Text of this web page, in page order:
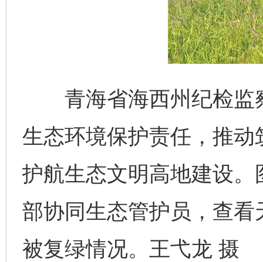
青海省海西州纪检监
生态环境保护责任，推
护航生态文明高地建设
部协同生态管护员，查
被复绿情况。王弋龙 摄